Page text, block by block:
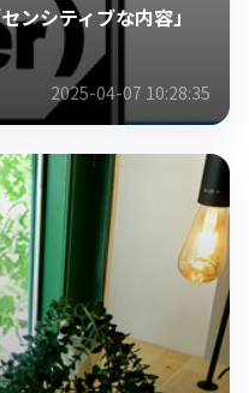
シティブな内容」
2025-04-07 10:28:35